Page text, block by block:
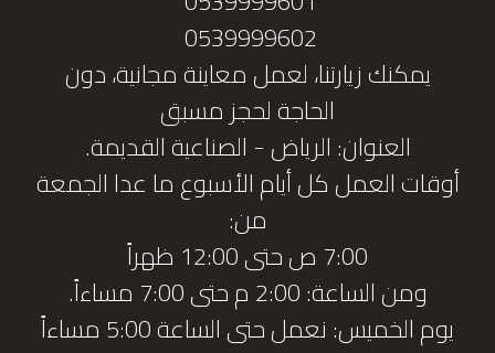
0539999602
يمكنك زيارتنا، لعمل معاينة مجانية، دون
الحاجة لحجز مسبق
العنوان: الرياض - الصناعية القديمة.
أوقات العمل كل أيام الأسبوع ما عدا الجمعة
من:
7:00 ص حتى 12:00 ظهراً
ومن الساعة: 2:00 م حتى 7:00 مساءاً.
يوم الخميس: نعمل حتى الساعة 5:00 مساءاً